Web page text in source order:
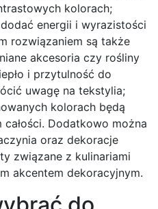
kolorach;
energii i wyrazistości
rozwiązaniem są także
akcesoria czy rośliny
i przytulność do
uwagę na tekstylia;
kolorach będą
całości. Dodatkowo można
oraz dekoracje
związane z kulinariami
akcentem dekoracyjnym.